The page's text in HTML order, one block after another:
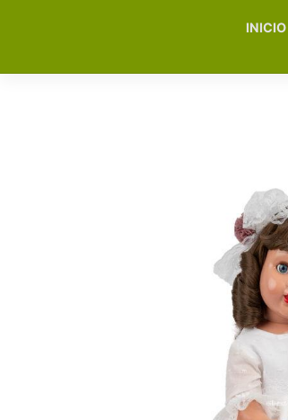
Elfa
INICIO